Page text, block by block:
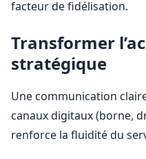
facteur de fidélisation.
Transformer
stratégique
Une communication
canaux digitaux (borne,
renforce la fluidité du